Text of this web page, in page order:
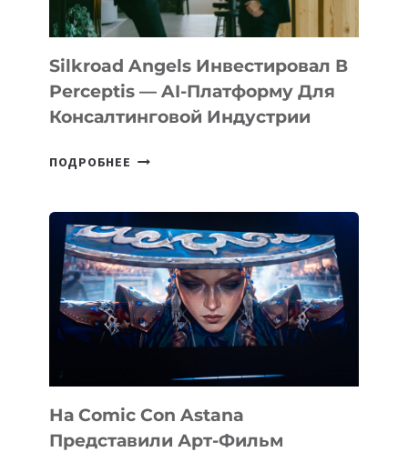
Silkroad Angels Инвестировал В
Perceptis — AI-Платформу Для
Консалтинговой Индустрии
ПОДРОБНЕЕ SILKROAD
В
PERCEPTIS
—
AI-
ПЛАТФОРМУ
ДЛЯ
ИНДУСТРИИ
На Comic Con Astana
Представили Арт-Фильм